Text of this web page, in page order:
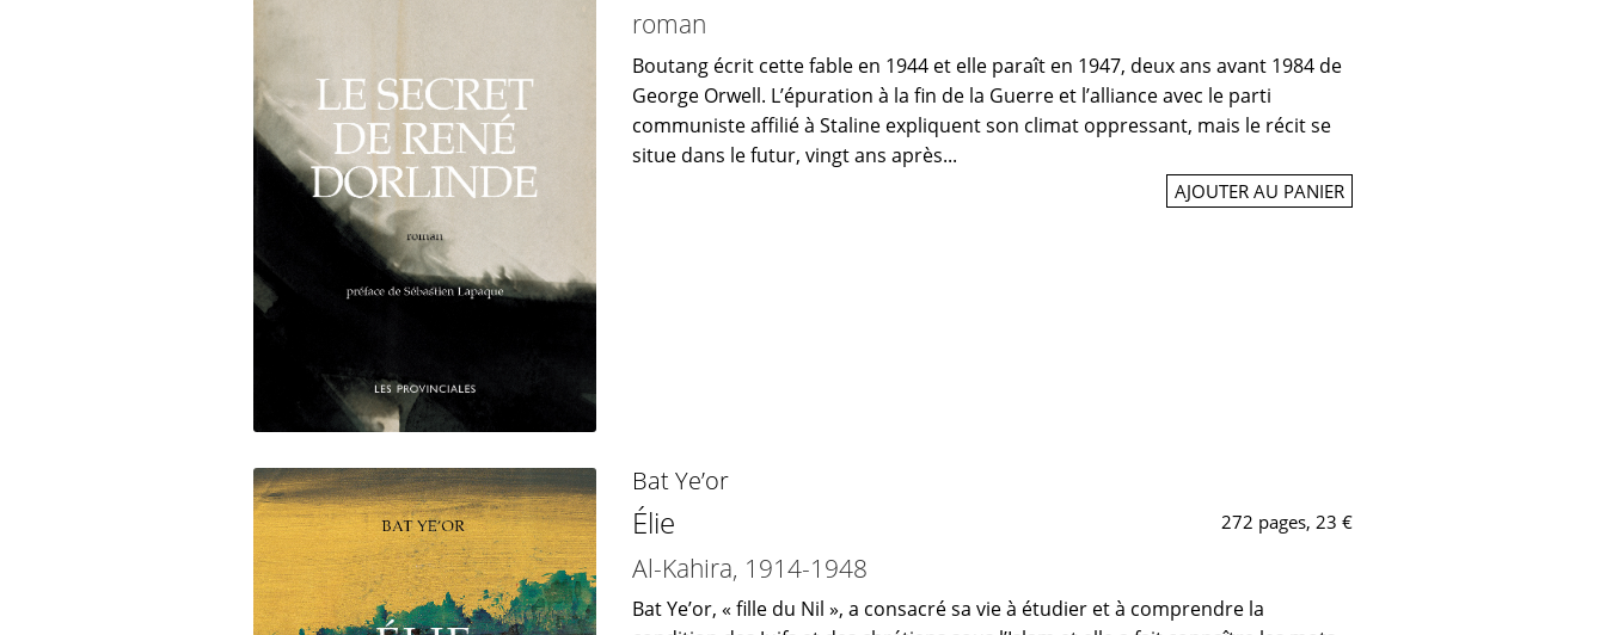
roman
Boutang écrit cette fable en 1944 et elle paraît en 1947, deux ans avant 1984 de
George Orwell. L’épuration à la fin de la Guerre et l’alliance avec le parti
communiste affilié à Staline expliquent son climat oppressant, mais le récit se
situe dans le futur, vingt ans après...
AJOUTER AU PANIER
Bat Ye’or
Élie 272 pages, 23 €
Al-Kahira, 1914-1948
Bat Ye’or, « fille du Nil », a consacré sa vie à étudier et à comprendre la